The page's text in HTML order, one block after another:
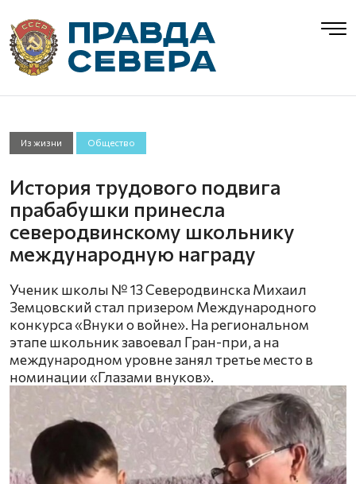
Из жизни Общество
История трудового подвига
прабабушки принесла
северодвинскому школьнику
международную награду
Ученик школы № 13 Северодвинска Михаил
Земцовский стал призером Международного
конкурса «Внуки о войне». На региональном
этапе школьник завоевал Гран-при, а на
международном уровне занял третье место в
номинации «Глазами внуков».